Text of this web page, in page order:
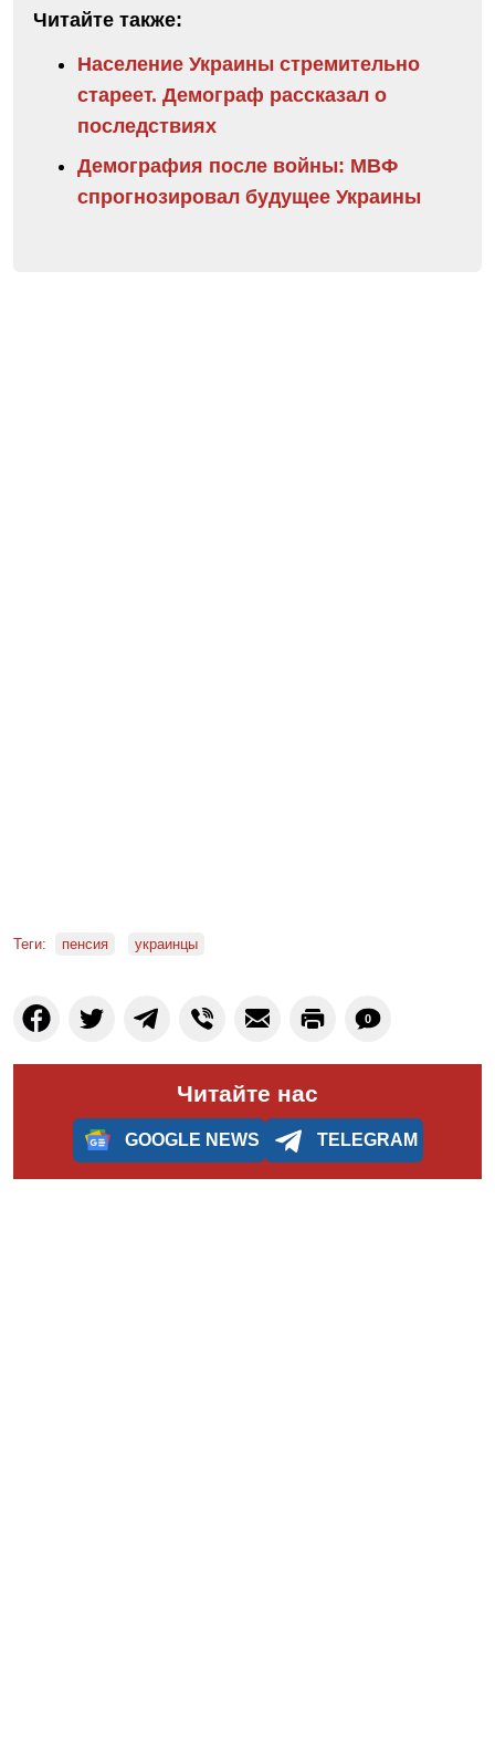
Читайте также:
Население Украины стремительно
стареет. Демограф рассказал о
последствиях
Демография после войны: МВФ
спрогнозировал будущее Украины
Теги: пенсия украинцы
0
Читайте нас
GOOGLE NEWS TELEGRAM